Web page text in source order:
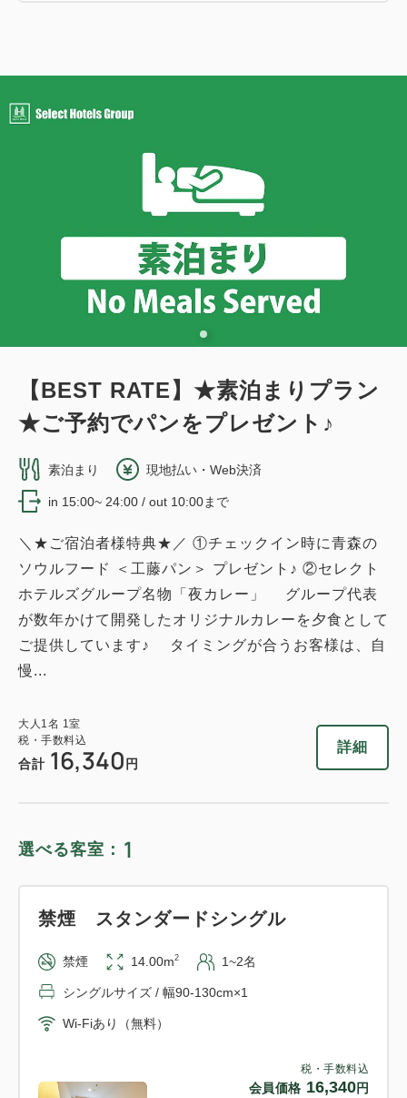
【BEST RATE】★素泊まりプラン
★ご予約でパンをプレゼント♪
素泊まり 現地払い・Web決済
in 15:00~ 24:00 / out 10:00まで
＼★ご宿泊者様特典★／ ①チェックイン時に青森の
ソウルフード ＜工藤パン＞ プレゼント♪ ②セレクト
ホテルズグループ名物「夜カレー」 グループ代表
が数年かけて開発したオリジナルカレーを夕食として
ご提供しています♪ タイミングが合うお客様は、自
慢...
大人 1名 1室
税・手数料込
合計 16,340 円
詳細
選べる客室： 1
税・手数料込
会員価格 16,340円
禁煙 スタンダードシングル
禁煙 14.00m2 1~2名
シングルサイズ / 幅90-130cm×1
Wi-Fiあり（無料）